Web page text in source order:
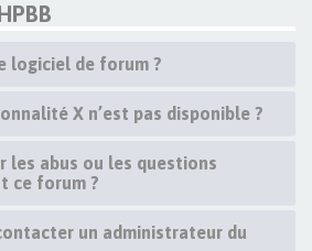
logiciel de forum ?
X n’est pas disponible ?
les abus ou les questions
ce forum ?
un administrateur du